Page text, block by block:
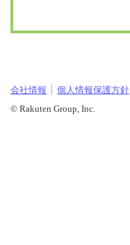
会社情報 個人情報保護方針
© Rakuten Group, Inc.